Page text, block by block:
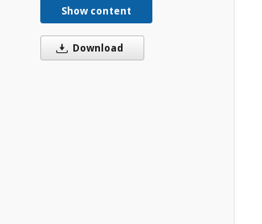
Show content
Download